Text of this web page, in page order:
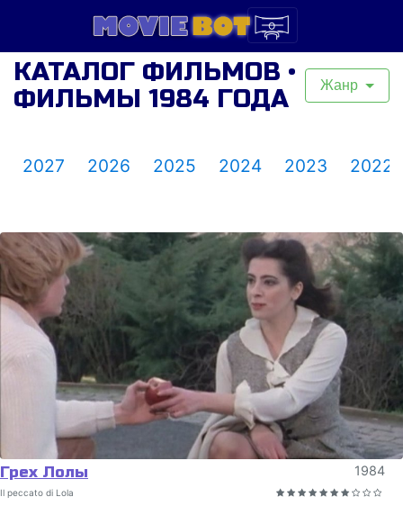
КАТАЛОГ ФИЛЬМОВ •
ФИЛЬМЫ 1984 ГОДА
Жанр
2027 2026 2025 2024 2023 2022
Грех Лолы 1984
Il peccato di Lola